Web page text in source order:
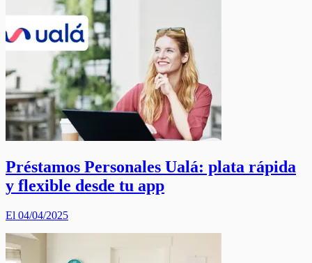
Préstamos Personales Ualá: plata rápida
y flexible desde tu app
El 04/04/2025